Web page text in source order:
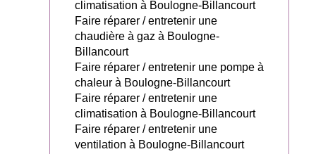
climatisation à Boulogne-Billancourt
Faire réparer / entretenir une
chaudière à gaz à Boulogne-
Billancourt
Faire réparer / entretenir une pompe à
chaleur à Boulogne-Billancourt
Faire réparer / entretenir une
climatisation à Boulogne-Billancourt
Faire réparer / entretenir une
ventilation à Boulogne-Billancourt